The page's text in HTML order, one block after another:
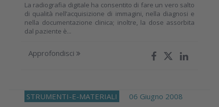
La radiografia digitale ha consentito di fare un vero salto
di qualità nell’acquisizione di immagini, nella diagnosi e
nella documentazione clinica; inoltre, la dose assorbita
dal paziente è...
Approfondisci
STRUMENTI-E-MATERIALI 06 Giugno 2008